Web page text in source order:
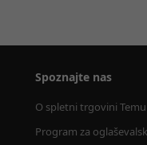
Spoznajte nas
O spletni trgovini Temu
Program za